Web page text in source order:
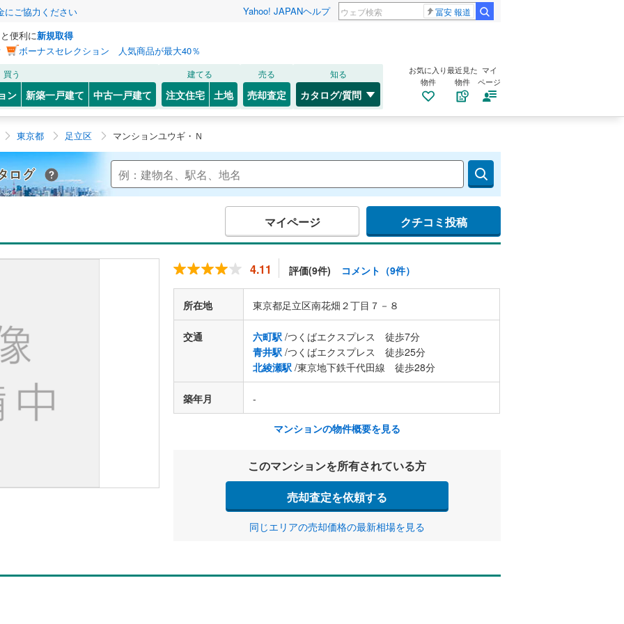
にご協力ください Yahoo! JAPANヘルプ 冨安 報道
便利に新規取得
ボーナスセレクション 人気商品が最大40％
買う
ン 新築一戸建て 中古一戸建て
建てる
注文住宅 土地
売る
売却査定
知る
カタログ/質問
お気に入り
物件
最近見た
物件
マイ
ページ
東京都 足立区 マンションユウギ・Ｎ
Yahoo!不動産 マンションカタログ
マイページ クチコミ投稿
4.11 評価(9件) コメント（9件）
所在地 東京都足立区南花畑２丁目７－８
交通 六町駅 /つくばエクスプレス 徒歩7分
青井駅 /つくばエクスプレス 徒歩25分
北綾瀬駅 /東京地下鉄千代田線 徒歩28分
築年月 -
マンションの物件概要を見る
このマンションを所有されている方
売却査定を依頼する
同じエリアの売却価格の最新相場を見る